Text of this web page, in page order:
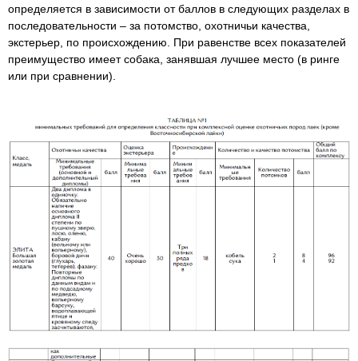
определяется в зависимости от баллов в следующих разделах в
последовательности – за потомство, охотничьи качества,
экстерьер, по происхождению. При равенстве всех показателей
преимущество имеет собака, занявшая лучшее место (в ринге
или при сравнении).